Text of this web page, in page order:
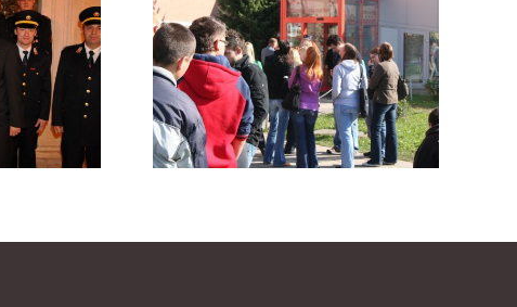
PGD
požarne
ZAHVALA
MESTNE OBČINE
MARIBOR